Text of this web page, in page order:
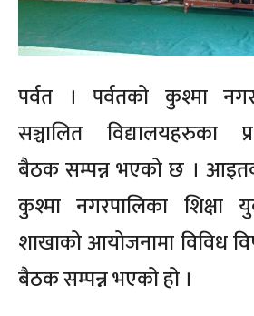
पर्वत । पर्वतको कुश्मा
सञ्चालित विद्यालयहरुका
बैठक सम्पन्न भएको छ ।
कुश्मा नगरपालिका
शाखाको आयोजनामा विविध
बैठक सम्पन्न भएको हो ।